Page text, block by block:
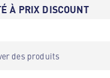
À PRIX DISCOUNT